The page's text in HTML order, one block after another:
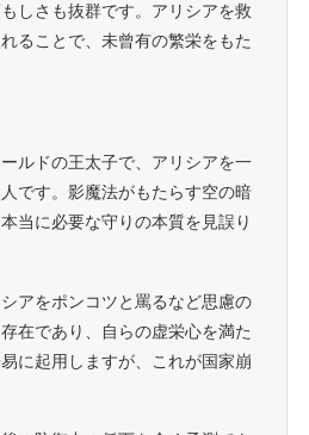
しさも抜群です。アリシアを救
ることで、未曾有の繁栄をもた
ルドの王太子で、アリシアを一
です。影魔法がもたらす空の暗
当に必要な守りの本質を見誤り
アをポンコツと罵るなど思慮の
在であり、自らの虚栄心を満た
に起用しますが、これが国家崩